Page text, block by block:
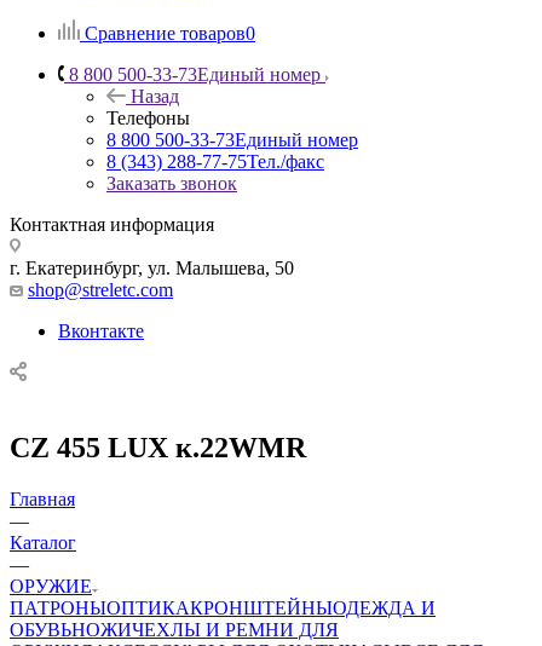
Сравнение товаров0
8 800 500-33-73Единый номер
Назад
Телефоны
8 800 500-33-73Единый номер
8 (343) 288-77-75Тел./факс
Заказать звонок
Контактная информация
г. Екатеринбург, ул. Малышева, 50
shop@streletc.com
Вконтакте
CZ 455 LUX к.22WMR
Главная
—
Каталог
—
ОРУЖИЕ
ПАТРОНЫОПТИКАКРОНШТЕЙНЫОДЕЖДА И
ОБУВЬНОЖИЧЕХЛЫ И РЕМНИ ДЛЯ